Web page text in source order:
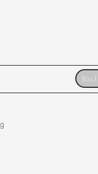
Back